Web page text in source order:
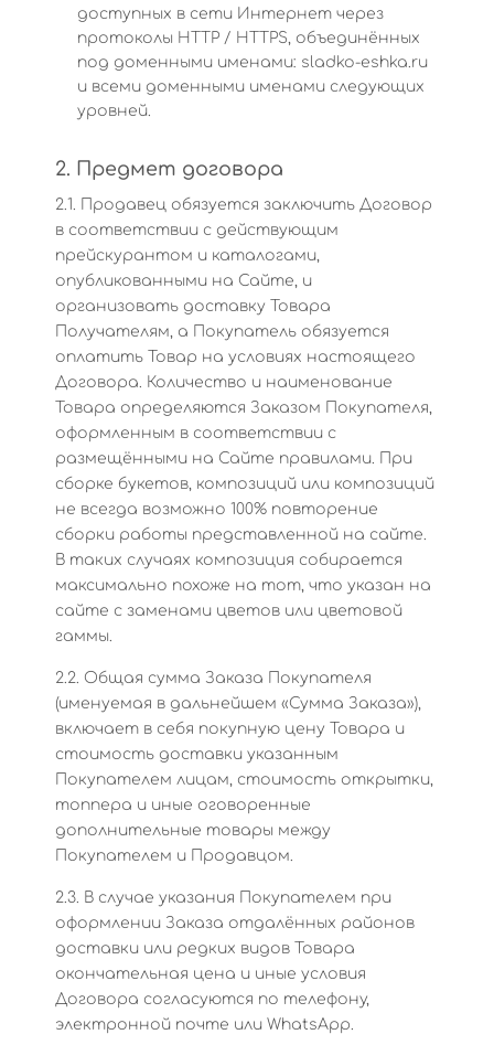
доступных в сети Интернет через
протоколы HTTP / HTTPS, объединённых
под доменными именами: sladko-eshka.ru
и всеми доменными именами следующих
уровней.
2. Предмет договора
2.1. Продавец обязуется заключить Договор
в соответствии с действующим
прейскурантом и каталогами,
опубликованными на Сайте, и
организовать доставку Товара
Получателям, а Покупатель обязуется
оплатить Товар на условиях настоящего
Договора. Количество и наименование
Товара определяются Заказом Покупателя,
оформленным в соответствии с
размещёнными на Сайте правилами. При
сборке букетов, композиций или композиций
не всегда возможно 100% повторение
сборки работы представленной на сайте.
В таких случаях композиция собирается
максимально похоже на тот, что указан на
сайте с заменами цветов или цветовой
гаммы.
2.2. Общая сумма Заказа Покупателя
(именуемая в дальнейшем «Сумма Заказа»),
включает в себя покупную цену Товара и
стоимость доставки указанным
Покупателем лицам, стоимость открытки,
топпера и иные оговоренные
дополнительные товары между
Покупателем и Продавцом.
2.3. В случае указания Покупателем при
оформлении Заказа отдалённых районов
доставки или редких видов Товара
окончательная цена и иные условия
Договора согласуются по телефону,
электронной почте или WhatsApp.